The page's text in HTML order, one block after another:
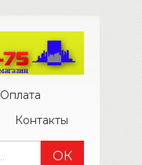
Оплата
Контакты